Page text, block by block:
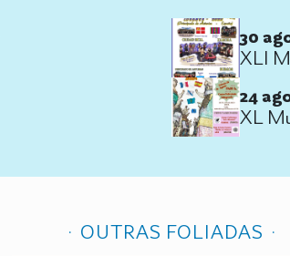
30
XLI
24
XL
OUTRAS FOLIADAS